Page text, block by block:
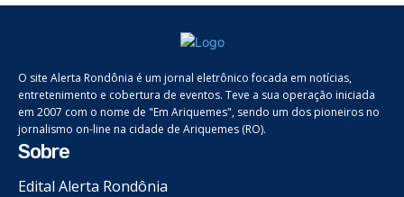
O site Alerta Rondônia é um jornal eletrônico focada em notícias,
entretenimento e cobertura de eventos. Teve a sua operação iniciada
em 2007 com o nome de "Em Ariquemes", sendo um dos pioneiros no
jornalismo on-line na cidade de Ariquemes (RO).
Sobre
Edital Alerta Rondônia